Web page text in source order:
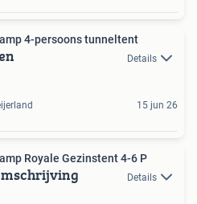
4-persoons tunneltent
Details
15 jun 26
Royale Gezinstent 4-6 P
Details